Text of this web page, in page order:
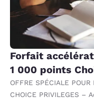
Forfait
1 000 points
OFFRE SPÉCIALE POUR
CHOICE PRIVILEGES –